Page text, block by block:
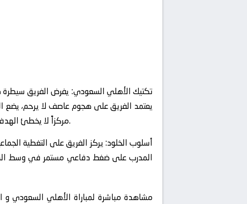
تكتيك الأهلي السعودي: يفرض الفريق سيطرة
يعتمد الفريق على هجوم عاصف لا يرحم، يضع
مركزاً لا يخطئ الهدف، يعتمد على الكثافة العددية داخل منطقة الجزاء. مما يجعلنا نتوقع صراعاً تكتيكياً كبيراً بين المدربين.
أسلوب الخلود: يركز الفريق على التغطية
المدرب على ضغط دفاعي مستمر في وسط